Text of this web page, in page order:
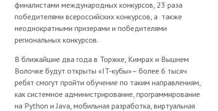
финалистами международных конкурсов, 23 раза
победителями всероссийских конкурсов, а также
неоднократными призерами и победителями
региональных конкурсов.
В ближайшие два года в Торжке, Кимрах и Вышнем
Волочке будут открыты «IT-кубы»– более 6 тысяч
ребят смогут пройти обучение по таким направлениям,
как системное администрирование, программирование
на Python и Java, мобильная разработка, виртуальная